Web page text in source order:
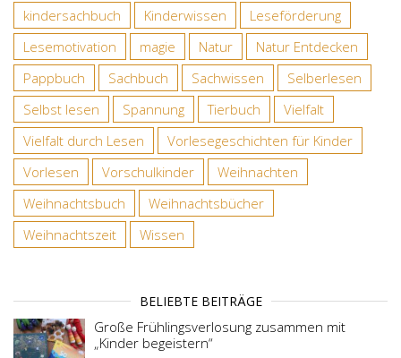
kindersachbuch
Kinderwissen
Leseförderung
Lesemotivation
magie Natur
Natur Entdecken
Pappbuch
Sachbuch Sachwissen
Selberlesen
Selbst lesen
Spannung Tierbuch
Vielfalt
Vielfalt durch Lesen
Vorlesegeschichten für Kinder
Vorlesen
Vorschulkinder
Weihnachten
Weihnachtsbuch
Weihnachtsbücher
Weihnachtszeit
Wissen
BELIEBTE BEITRÄGE
Große Frühlingsverlosung zusammen mit
„Kinder begeistern“